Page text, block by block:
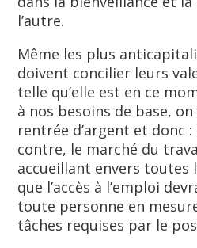
l’autre.
Même les plus
doivent concilier leurs
telle qu’elle est en ce
à nos besoins de base,
rentrée d’argent et donc
contre, le marché du
accueillant envers toutes
que l’accès à l’emploi
toute personne en
tâches requises par le